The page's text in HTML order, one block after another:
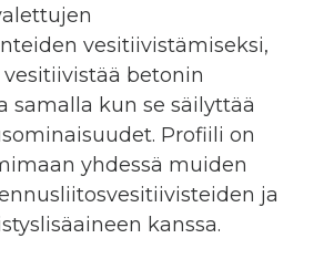
vesitiivistämiseksi,
betonin
samalla kun se säilyttää
Profiili on
yhdessä muiden
ja
kanssa.